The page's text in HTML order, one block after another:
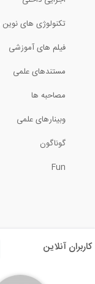
تکنولوژی های
فیلم های آموزشی
مستندهای علمی
مصاحبه ها
وبینارهای علمی
گوناگون
Fun
کاربران آنلاین